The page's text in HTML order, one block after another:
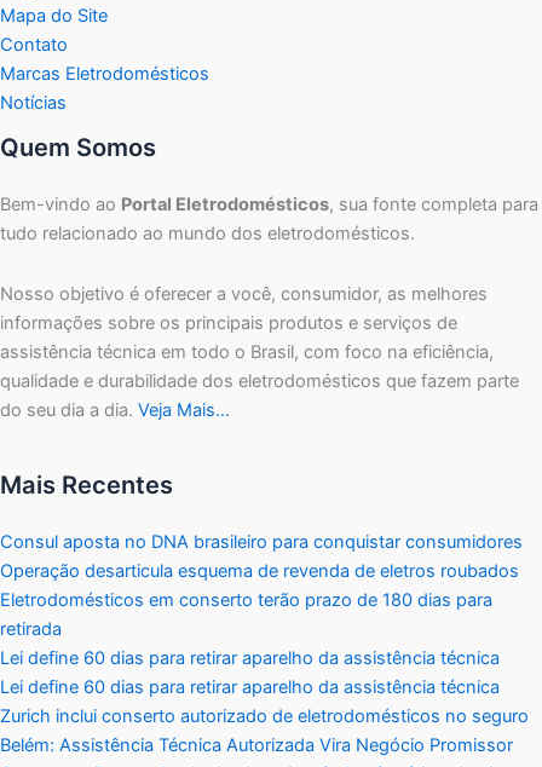
Mapa do Site
Contato
Marcas Eletrodomésticos
Notícias
Quem Somos
Bem-vindo ao Portal Eletrodomésticos, sua fonte completa para
tudo relacionado ao mundo dos eletrodomésticos.
Nosso objetivo é oferecer a você, consumidor, as melhores
informações sobre os principais produtos e serviços de
assistência técnica em todo o Brasil, com foco na eficiência,
qualidade e durabilidade dos eletrodomésticos que fazem parte
do seu dia a dia. Veja Mais…
Mais Recentes
Consul aposta no DNA brasileiro para conquistar consumidores
Operação desarticula esquema de revenda de eletros roubados
Eletrodomésticos em conserto terão prazo de 180 dias para
retirada
Lei define 60 dias para retirar aparelho da assistência técnica
Lei define 60 dias para retirar aparelho da assistência técnica
Zurich inclui conserto autorizado de eletrodomésticos no seguro
Belém: Assistência Técnica Autorizada Vira Negócio Promissor